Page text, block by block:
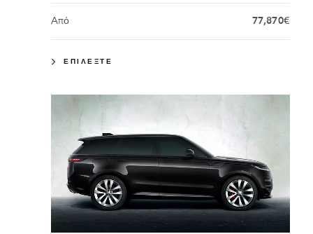
Aπό 77,870€
ΕΠΙΛΕΞΤΕ